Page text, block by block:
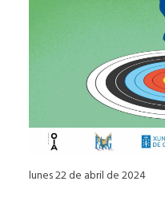
lunes 22 de abril de 2024